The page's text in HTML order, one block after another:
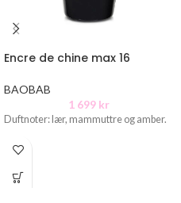
Encre de chine max 16
BAOBAB
1 699 kr
Duftnoter: lær, mammuttre og amber.